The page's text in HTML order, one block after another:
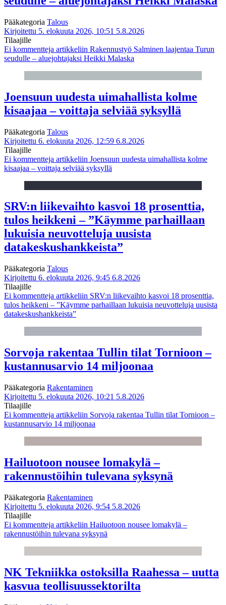
Pääkategoria Talous
Kirjoitettu 5. elokuuta 2026, 10:51 5.8.2026
Tilaajille
Ei kommentteja artikkeliin Rakennustyö Salminen laajentaa Turun
seudulle – aluejohtajaksi Heikki Malaska
Joensuun uudesta uimahallista kolme
kisaajaa – voittaja selviää syksyllä
Pääkategoria Talous
Kirjoitettu 6. elokuuta 2026, 12:59 6.8.2026
Tilaajille
Ei kommentteja artikkeliin Joensuun uudesta uimahallista kolme
kisaajaa – voittaja selviää syksyllä
SRV:n liikevaihto kasvoi 18 prosenttia,
tulos heikkeni – ”Käymme parhaillaan
lukuisia neuvotteluja uusista
datakeskushankkeista”
Pääkategoria Talous
Kirjoitettu 6. elokuuta 2026, 9:45 6.8.2026
Tilaajille
Ei kommentteja artikkeliin SRV:n liikevaihto kasvoi 18 prosenttia,
tulos heikkeni – ”Käymme parhaillaan lukuisia neuvotteluja uusista
datakeskushankkeista”
Sorvoja rakentaa Tullin tilat Tornioon –
kustannusarvio 14 miljoonaa
Pääkategoria Rakentaminen
Kirjoitettu 5. elokuuta 2026, 10:21 5.8.2026
Tilaajille
Ei kommentteja artikkeliin Sorvoja rakentaa Tullin tilat Tornioon –
kustannusarvio 14 miljoonaa
Hailuotoon nousee lomakylä –
rakennustöihin tulevana syksynä
Pääkategoria Rakentaminen
Kirjoitettu 5. elokuuta 2026, 9:54 5.8.2026
Tilaajille
Ei kommentteja artikkeliin Hailuotoon nousee lomakylä –
rakennustöihin tulevana syksynä
NK Tekniikka ostoksilla Raahessa – uutta
kasvua teollisuussektorilta